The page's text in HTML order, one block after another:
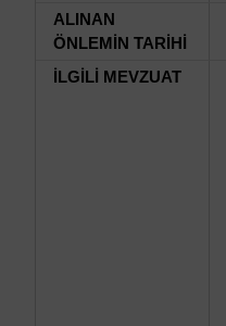
ALINAN
ÖNLEMİN TARİHİ
İLGİLİ MEVZUAT